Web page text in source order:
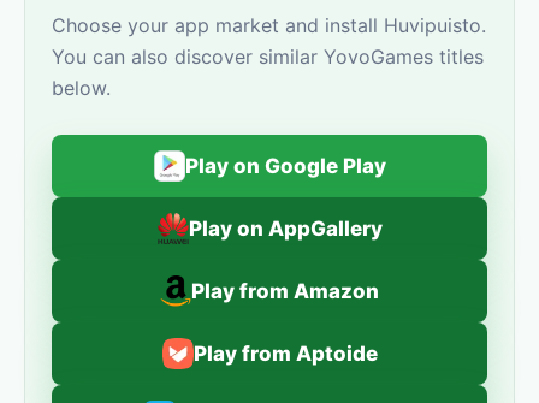
Choose your app market and install Huvipuisto.
You can also discover similar YovoGames titles
below.
Play on Google Play
Play on AppGallery
Play from Amazon
Play from Aptoide